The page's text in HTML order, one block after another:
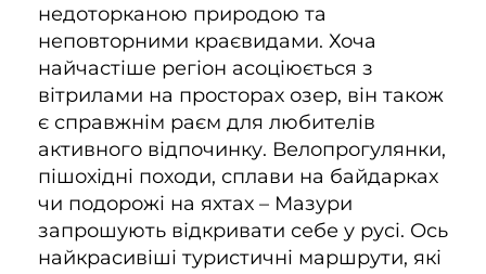
недоторканою природою та
неповторними краєвидами. Хоча
найчастіше регіон асоціюється з
вітрилами на просторах озер, він також
є справжнім раєм для любителів
активного відпочинку. Велопрогулянки,
пішохідні походи, сплави на байдарках
чи подорожі на яхтах – Мазури
запрошують відкривати себе у русі. Ось
найкрасивіші туристичні маршрути, які